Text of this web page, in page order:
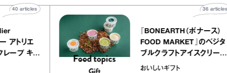
atelier
クアリー アトリエ
のミルクレープ キャ
40
『BONEARTH（ボ
FOOD MARKET』
ブルクラフトアイス
｜真野知子の「お
おいしいギフト